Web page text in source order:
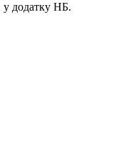
у додатку НБ.